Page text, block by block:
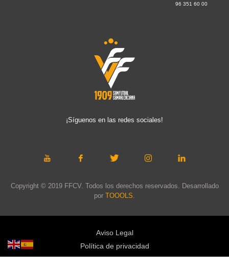
96 351 60 00
¡Síguenos en las redes sociales!
Copyright © 2019 FFCV. Todos los derechos reservados. Desarrollado
por TOOOLS
Aviso Legal
Política de privacidad
Política de cookies